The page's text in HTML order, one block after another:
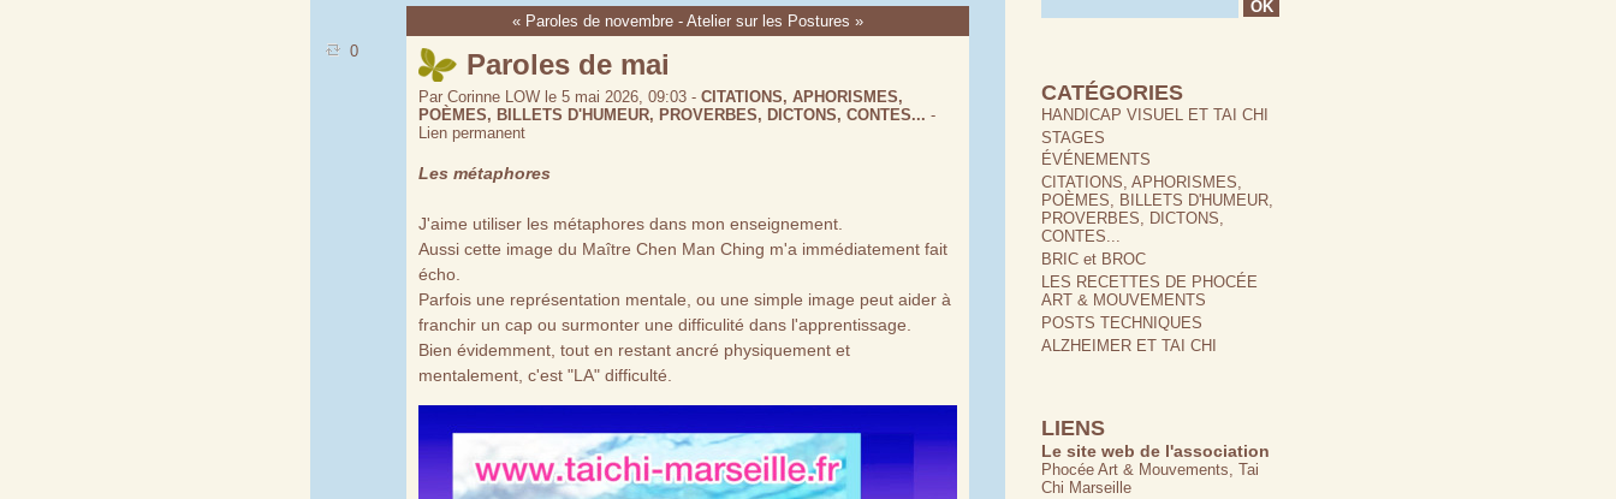
« Paroles de novembre - Atelier sur les Postures »
0
Paroles de mai
Par Corinne LOW le 5 mai 2026, 09:03 - CITATIONS, APHORISMES,
POÈMES, BILLETS D'HUMEUR, PROVERBES, DICTONS, CONTES... -
Lien permanent
Les métaphores
J'aime utiliser les métaphores dans mon enseignement.
Aussi cette image du Maître Chen Man Ching m'a immédiatement fait
écho.
Parfois une représentation mentale, ou une simple image peut aider à
franchir un cap ou surmonter une difficulité dans l'apprentissage.
Bien évidemment, tout en restant ancré physiquement et
mentalement, c'est "LA" difficulté.
CATÉGORIES
HANDICAP VISUEL ET TAI CHI
STAGES
ÉVÉNEMENTS
CITATIONS, APHORISMES,
POÈMES, BILLETS D'HUMEUR,
PROVERBES, DICTONS,
CONTES...
BRIC et BROC
LES RECETTES DE PHOCÉE
ART & MOUVEMENTS
POSTS TECHNIQUES
ALZHEIMER ET TAI CHI
LIENS
Le site web de l'association
Phocée Art & Mouvements, Tai
Chi Marseille